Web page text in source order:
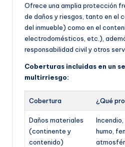
Ofrece una amplia protección
de daños y riesgos, tanto en el
del inmueble) como en el
electrodomésticos, etc.),
responsabilidad civil y otros
Coberturas incluidas en un
multirriesgo:
Cobertura ¿Qué
Daños materiales
(continente y
contenido)
Incendio,
humo,